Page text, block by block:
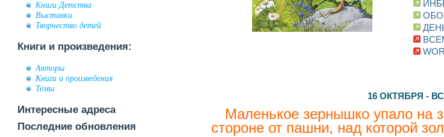
Книги Детства
Выставки
Творчество детей
Книги и произведения:
Авторы
Книги и произведения
Темы
Интересные адреса
Последние обновления
16 ОКТЯБРЯ -
Маленькое зернышко упало на
стороне от пашни, над которой